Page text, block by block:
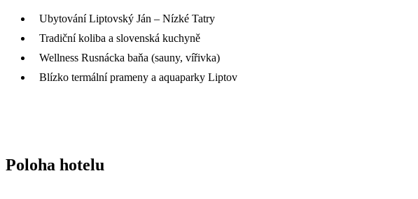
Ubytování Liptovský Ján – Nízké Tatry
Tradiční koliba a slovenská kuchyně
Wellness Rusnácka baňa (sauny, vířivka)
Blízko termální prameny a aquaparky Liptov
Poloha hotelu